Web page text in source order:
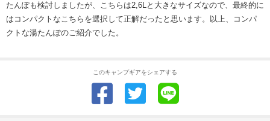
たんぽも検討しましたが、こちらは2,6Lと大きなサイズなので、最終的に
はコンパクトなこちらを選択して正解だったと思います。以上、コンパ
クトな湯たんぽのご紹介でした。
このキャンプギアをシェアする